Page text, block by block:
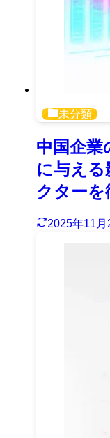
未分類
中国企業
に与え
クターを
2025年11月